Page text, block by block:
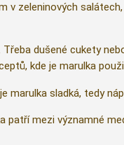
v zeleninových
dušené cukety
kde je marulka
marulka sladká, tedy
patří mezi významné